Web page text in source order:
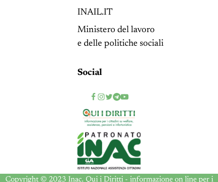
INAIL.IT
Ministero del lavoro
e delle politiche sociali
Social
Copyright © 2023 Inac. Qui i Diritti - informazione on line per i